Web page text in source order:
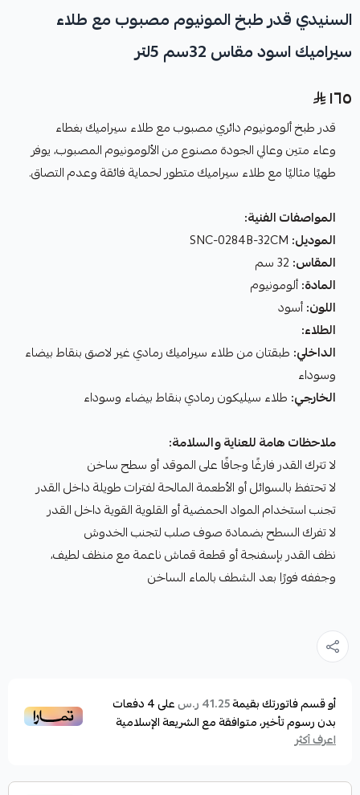
السنيدي قدر طبخ المونيوم مصبوب مع طلاء
سيراميك اسود مقاس 32سم 5لتر
١٦٥
قدر طبخ ألومونيوم دائري مصبوب مع طلاء سيراميك بغطاء
وعاء متين وعالي الجودة مصنوع من الألومونيوم المصبوب، يوفر
طهيًا مثاليًا مع طلاء سيراميك متطور لحماية فائقة وعدم التصاق.
المواصفات الفنية:
الموديل:
المقاس:
المادة:ألومونيوم
اللون:أسود
الطلاء:
الداخلي: طبقتان من طلاء سيراميك رمادي غير لاصق بنقاط بيضاء
وسوداء
الخارجي: طلاء سيليكون رمادي بنقاط بيضاء وسوداء
ملاحظات هامة للعناية والسلامة:
لا تترك القدر فارغًا وجافًا على الموقد أو سطح ساخن
لا تحتفظ بالسوائل أو الأطعمة المالحة لفترات طويلة داخل القدر
تجنب استخدام المواد الحمضية أو القلوية القوية داخل القدر
لا تفرك السطح بضمادة صوف صلب لتجنب الخدوش
نظف القدر بإسفنجة أو قطعة قماش ناعمة مع منظف لطيف،
وجففه فورًا بعد الشطف بالماء الساخن
أو قسم فاتورتك بقيمة41.25 ر.س على4دفعات
بدون رسوم تأخير، متوافقة مع الشريعة الإسلامية
اعرف أكثر